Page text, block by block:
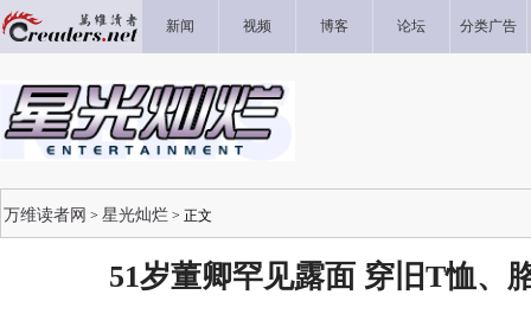
新闻 视频 博客 论坛 分类广告
万维读者网 > 星光灿烂 > 正文
51岁董卿罕见露面 穿旧T恤、